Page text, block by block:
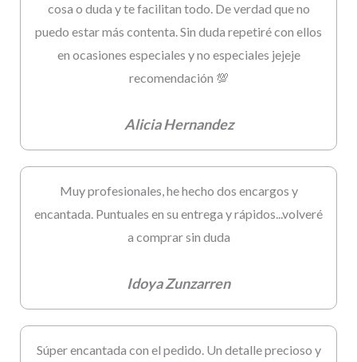
cosa o duda y te facilitan todo. De verdad que no
puedo estar más contenta. Sin duda repetiré con ellos
en ocasiones especiales y no especiales jejeje
recomendación 💯
Alicia Hernandez
Muy profesionales, he hecho dos encargos y
encantada. Puntuales en su entrega y rápidos...volveré
a comprar sin duda
Idoya Zunzarren
Súper encantada con el pedido. Un detalle precioso y